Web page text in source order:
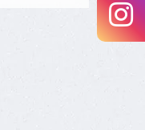
りま
波長
供い
よる